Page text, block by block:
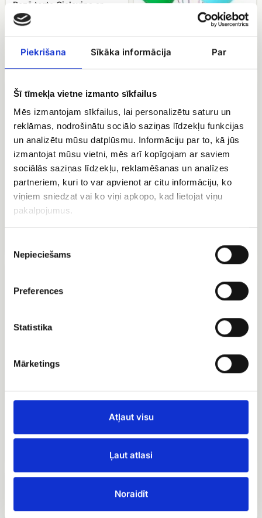
Piekrišana Sīkāka informācija Par
Šī tīmekļa vietne izmanto sīkfailus
Mēs izmantojam sīkfailus, lai personalizētu saturu un
reklāmas, nodrošinātu sociālo saziņas līdzekļu funkcijas
un analizētu mūsu datplūsmu. Informāciju par to, kā jūs
izmantojat mūsu vietni, mēs arī kopīgojam ar saviem
sociālās saziņas līdzekļu, reklamēšanas un analīzes
partneriem, kuri to var apvienot ar citu informāciju, ko
viņiem sniedzat vai ko viņi apkopo, kad lietojat viņu
pakalpojumus.
izvēle
Nepieciešams
Preferences
Statistika
Mārketings
Atļaut visu
Ļaut atlasi
Noraidīt
Bezē torte Cielaviņa ar
lazdu riekstiem
EUR 22.50
Merci
Konfektes Merci
Geiša
Raffaello konfektes
EUR 9.00
Ferrero